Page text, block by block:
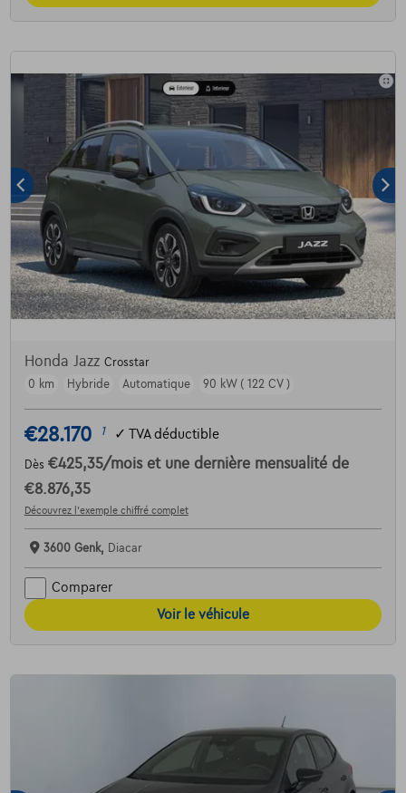
Honda Jazz Crosstar
0 km
Hybride Automatique 90 kW ( 122 CV )
€28.170 1 ✓ TVA déductible
Dès €425,35/mois et une dernière mensualité de
€8.876,35
Découvrez l’exemple chiffré complet
3600 Genk, Diacar
Comparer
Voir le véhicule